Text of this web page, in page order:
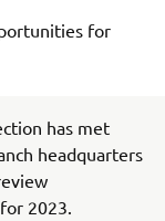
for
has met
headquarters
2023.